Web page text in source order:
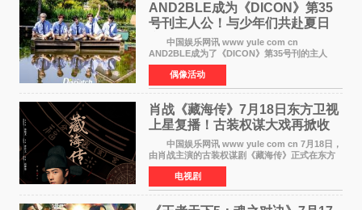
AND2BLE成为《DICON》第35
号刊主人公！与少年们共赴夏日
之约
中国娱乐网讯 www yule com cn
AND2BLE成为了《DICON》第35号刊的主人
公，本期标题为And The Summer。作为出道后
首次担任杂志画报主角的完整体，AND2BLE用清
澈的少年感与全新的夏天相遇了
偶像活动
肖战《藏海传》7月18日东方卫视
上星复播！古装权谋大戏再掀收
视热潮
中国娱乐网讯 www yule com cn 7月18日，
由肖战主演的古装权谋剧《藏海传》正式在东方
卫视上星复播，引发广泛关注。该剧此前已在网
络平台播出，凭借精良制作和紧凑剧情收获不俗
口碑，此次上
电视剧